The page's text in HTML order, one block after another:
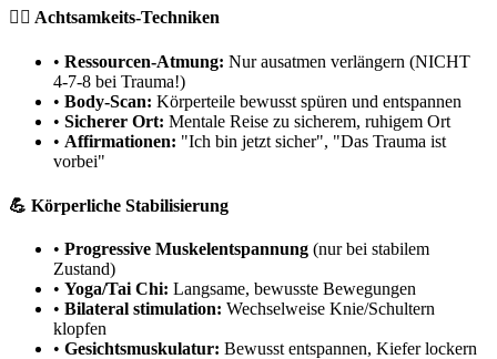
🧘‍♀️ Achtsamkeits-Techniken
• Ressourcen-Atmung: Nur ausatmen verlängern (NICHT
4-7-8 bei Trauma!)
• Body-Scan: Körperteile bewusst spüren und entspannen
• Sicherer Ort: Mentale Reise zu sicherem, ruhigem Ort
• Affirmationen: "Ich bin jetzt sicher", "Das Trauma ist
vorbei"
💪 Körperliche Stabilisierung
• Progressive Muskelentspannung (nur bei stabilem
Zustand)
• Yoga/Tai Chi: Langsame, bewusste Bewegungen
• Bilateral stimulation: Wechselweise Knie/Schultern
klopfen
• Gesichtsmuskulatur: Bewusst entspannen, Kiefer lockern